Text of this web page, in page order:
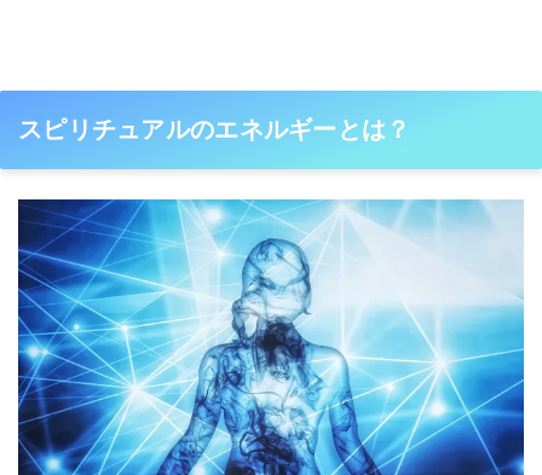
スピリチュアルのエネルギーとは？